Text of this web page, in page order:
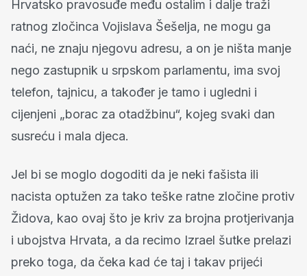
Hrvatsko pravosuđe među ostalim i dalje traži
ratnog zločinca Vojislava Šešelja, ne mogu ga
naći, ne znaju njegovu adresu, a on je ništa manje
nego zastupnik u srpskom parlamentu, ima svoj
telefon, tajnicu, a također je tamo i ugledni i
cijenjeni „borac za otadžbinu“, kojeg svaki dan
susreću i mala djeca.
Jel bi se moglo dogoditi da je neki fašista ili
nacista optužen za tako teške ratne zločine protiv
Židova, kao ovaj što je kriv za brojna protjerivanja
i ubojstva Hrvata, a da recimo Izrael šutke prelazi
preko toga, da čeka kad će taj i takav prijeći